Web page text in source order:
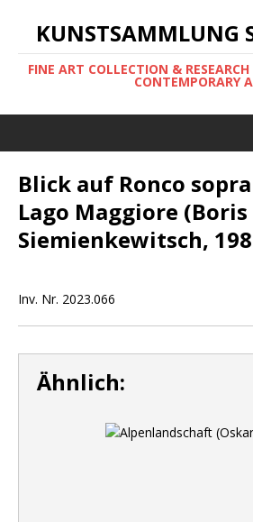
KUNSTSAMMLUNG
FINE ART COLLECTION &
CONTEMPORARY
Blick auf Ronco
Lago Maggiore (Boris
Siemienkewitsch,
Inv. Nr. 2023.066
Ähnlich: